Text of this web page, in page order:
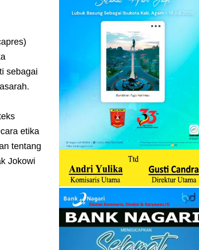
sebagai
etika
tentang
Jokowi